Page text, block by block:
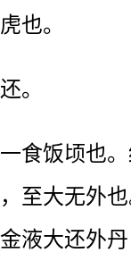
也。
。
食饭顷也
至大无外
液大还外